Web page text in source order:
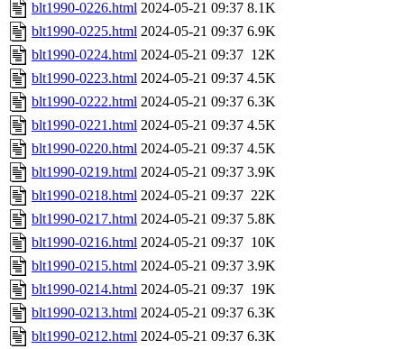
blt1990-0226.html 2024-05-21 09:37 8.1K
blt1990-0225.html 2024-05-21 09:37 6.9K
blt1990-0224.html 2024-05-21 09:37 12K
blt1990-0223.html 2024-05-21 09:37 4.5K
blt1990-0222.html 2024-05-21 09:37 6.3K
blt1990-0221.html 2024-05-21 09:37 4.5K
blt1990-0220.html 2024-05-21 09:37 4.5K
blt1990-0219.html 2024-05-21 09:37 3.9K
blt1990-0218.html 2024-05-21 09:37 22K
blt1990-0217.html 2024-05-21 09:37 5.8K
blt1990-0216.html 2024-05-21 09:37 10K
blt1990-0215.html 2024-05-21 09:37 3.9K
blt1990-0214.html 2024-05-21 09:37 19K
blt1990-0213.html 2024-05-21 09:37 6.3K
blt1990-0212.html 2024-05-21 09:37 6.3K